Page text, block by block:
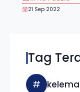
21 Sep 2022
Tag
#